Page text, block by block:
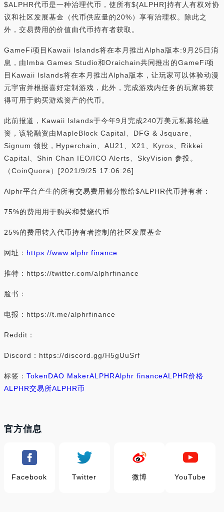
$ALPHR代币是一种治理代币，使所有${ALPHR]持有人有权对协
议和社区发展基金（代币供应量的20%）享有治理权。除此之
外，交易费用的价值由代币持有者获取。
GameFi项目Kawaii Islands将在本月推出Alpha版本:9月25日消
息，由Imba Games Studio和Oraichain共同推出的GameFi项
目Kawaii Islands将在本月推出Alpha版本，让玩家可以体验动漫
元宇宙并根据喜好定制游戏，此外，完成游戏内任务的玩家将获
得可用于购买游戏资产的代币。
此前报道，Kawaii Islands于今年9月完成240万美元私募轮融
资，该轮融资由MapleBlock Capital、DFG & Jsquare、
Signum 领投，Hyperchain、AU21、X21、Kyros、Rikkei
Capital、Shin Chan IEO/ICO Alerts、SkyVision 参投。
（CoinQuora）[2021/9/25 17:06:26]
Alphr平台产生的所有交易费用都分散给$ALPHR代币持有者：
75%的费用用于购买和焚烧代币
25%的费用转入代币持有者控制的社区发展基金
网址： https://www.alphr.finance
推特：https://twitter.com/alphrfinance
脸书：
电报：https://t.me/alphrfinance
Reddit：
Discord：https://discord.gg/H5gUuSrf
标签： TokenDAO MakerALPHRAlphr financeALPHR价格
ALPHR交易所ALPHR币
官方信息
Facebook Twitter 微博 YouTube